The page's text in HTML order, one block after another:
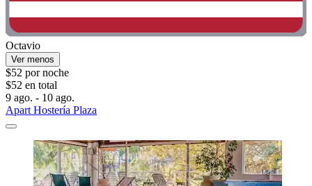
Octavio
Ver menos
$52 por noche
$52 en total
9 ago. - 10 ago.
Apart Hostería Plaza